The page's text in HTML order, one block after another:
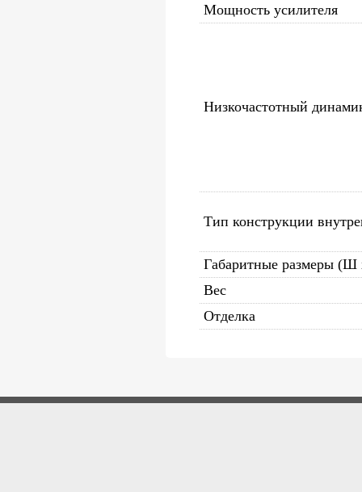
Мощность усилителя
Низкочастотный
Тип конструкции
Габаритные размеры
Вес
Отделка